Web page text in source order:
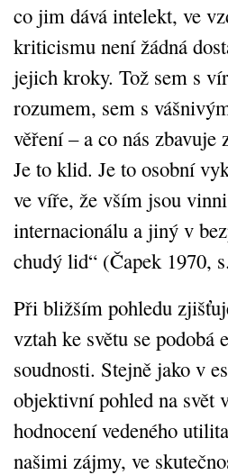
co jim dává intelekt, ve
kriticismu není žádná
jejich kroky. Tož sem s
rozumem, sem s
věření – a co nás zbavuje
Je to klid. Je to osobní
ve víře, že vším jsou
internacionálu a jiný v
chudý lid“ (Čapek 1970,
Při bližším pohledu
vztah ke světu se
soudnosti. Stejně jako v
objektivní pohled na svět
hodnocení vedeného
našimi zájmy, ve